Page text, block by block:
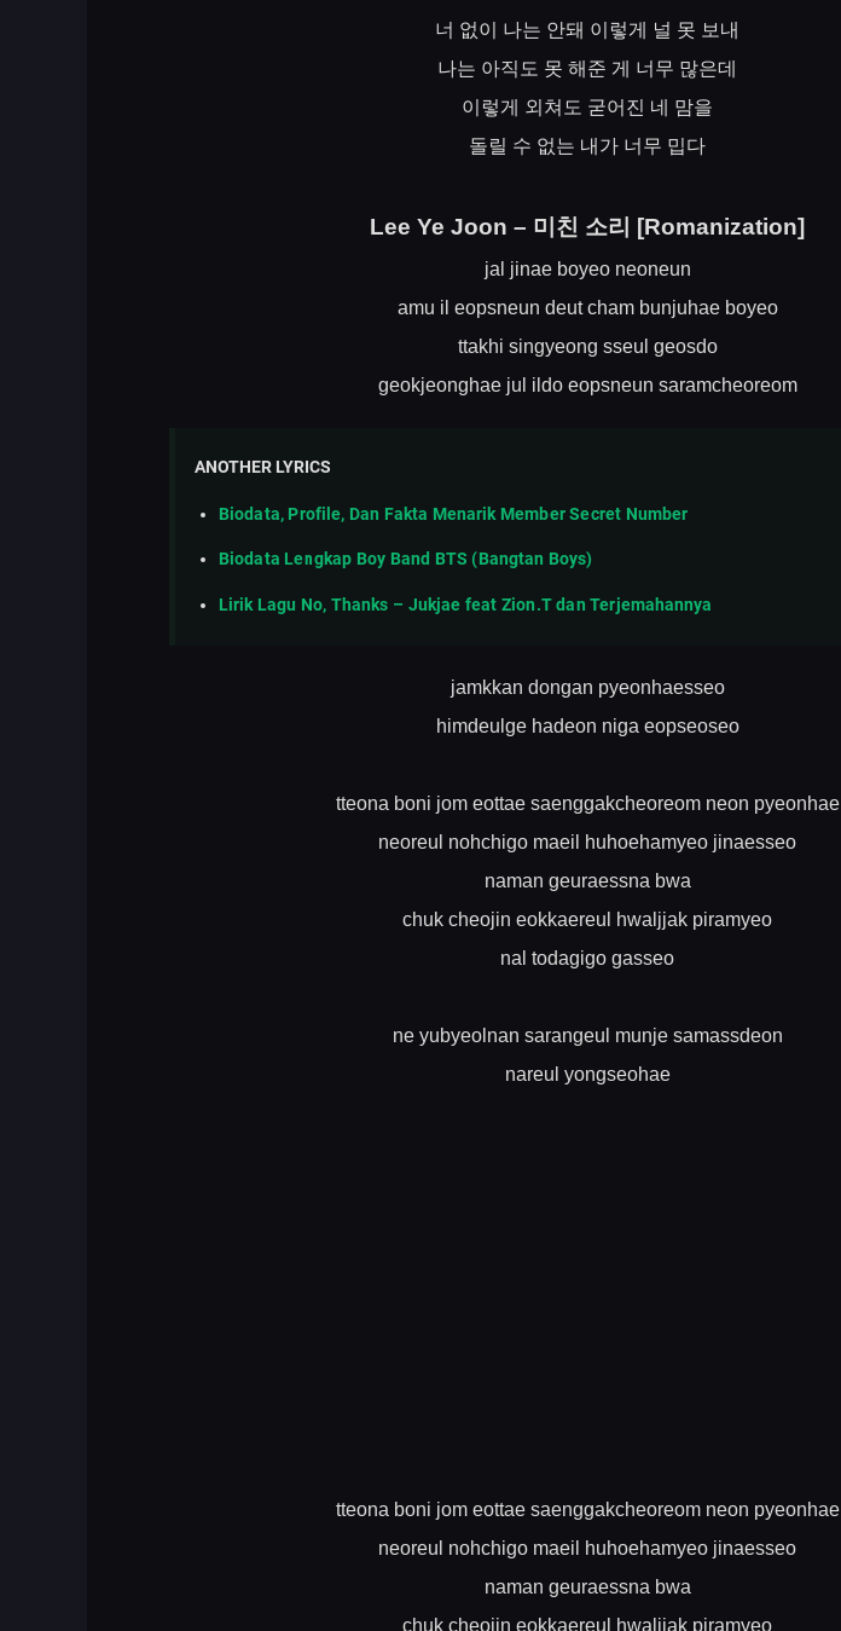
너 없이 나는 안돼 이렇게 널 못 보내
나는 아직도 못 해준 게 너무 많은데
이렇게 외쳐도 굳어진 네 맘을
돌릴 수 없는 내가 너무 밉다
Lee Ye Joon – 미친 소리 [Romanization]
jal jinae boyeo neoneun
amu il eopsneun deut cham bunjuhae boyeo
ttakhi singyeong sseul geosdo
geokjeonghae jul ildo eopsneun saramcheoreom
ANOTHER LYRICS
Biodata, Profile, Dan Fakta Menarik Member Secret Number
Biodata Lengkap Boy Band BTS (Bangtan Boys)
Lirik Lagu No, Thanks – Jukjae feat Zion.T dan Terjemahannya
jamkkan dongan pyeonhaesseo
himdeulge hadeon niga eopseoseo
tteona boni jom eottae saenggakcheoreom neon pyeonhae
neoreul nohchigo maeil huhoehamyeo jinaesseo
naman geuraessna bwa
chuk cheojin eokkaereul hwaljjak piramyeo
nal todagigo gasseo
ne yubyeolnan sarangeul munje samassdeon
nareul yongseohae
tteona boni jom eottae saenggakcheoreom neon pyeonhae
neoreul nohchigo maeil huhoehamyeo jinaesseo
naman geuraessna bwa
chuk cheojin eokkaereul hwaljjak piramyeo